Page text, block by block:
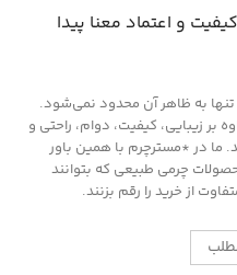
و اعتماد معنا پیدا
به ظاهر آن محدود نمی‌شود.
زیبایی، کیفیت، دوام، راحتی و
ما در *مسترچرم با همین باور
چرمی طبیعی که بتوانند
از خرید را رقم بزنند.